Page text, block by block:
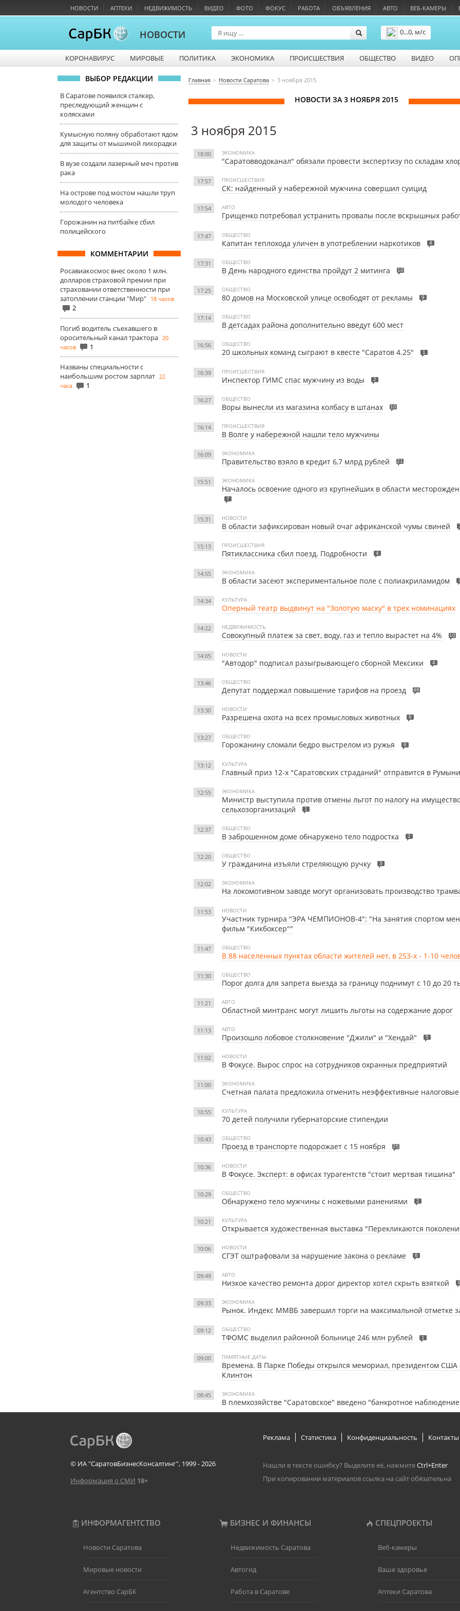
НОВОСТИ АПТЕКИ НЕДВИЖИМОСТЬ ВИДЕО ФОТО ФОКУС РАБОТА ОБЪЯВЛЕНИЯ АВТО ВЕБ-КАМЕРЫ
НОВОСТИ
0...0, м/с
КОРОНАВИРУС МИРОВЫЕ ПОЛИТИКА ЭКОНОМИКА ПРОИСШЕСТВИЯ ОБЩЕСТВО ВИДЕО
ВЫБОР РЕДАКЦИИ
В Саратове появился сталкер,
преследующий женщин с
колясками
Кумысную поляну обработают ядом
для защиты от мышиной лихорадки
В вузе создали лазерный меч против
рака
На острове под мостом нашли труп
молодого человека
Горожанин на питбайке сбил
полицейского
КОММЕНТАРИИ
Росавиакосмос внес около 1 млн.
долларов страховой премии при
страховании ответственности при
затоплении станции "Мир" 18 часов
2
Погиб водитель съехавшего в
оросительный канал трактора 20
часов
1
Названы специальности с
наибольшим ростом зарплат 22
часа
1
Главная Новости Саратова 3 ноября 2015
НОВОСТИ ЗА 3 НОЯБРЯ 2015
3 ноября 2015
18:00 ЭКОНОМИКА
"Саратовводоканал" обязали провести экспертизу по складам
17:57 ПРОИСШЕСТВИЯ
СК: найденный у набережной мужчина совершил суицид
17:54 АВТО
Грищенко потребовал устранить провалы после вскрышных
17:47 ОБЩЕСТВО
Капитан теплохода уличен в употреблении наркотиков 4
17:31 ОБЩЕСТВО
В День народного единства пройдут 2 митинга 10
17:25 ОБЩЕСТВО
80 домов на Московской улице освободят от рекламы 9
17:14 ОБЩЕСТВО
В детсадах района дополнительно введут 600 мест
16:56 ОБЩЕСТВО
20 школьных команд сыграют в квесте "Саратов 4.25" 1
16:39 ПРОИСШЕСТВИЯ
Инспектор ГИМС спас мужчину из воды 2
16:27 ОБЩЕСТВО
Воры вынесли из магазина колбасу в штанах 10
16:14 ПРОИСШЕСТВИЯ
В Волге у набережной нашли тело мужчины
16:09 ЭКОНОМИКА
Правительство взяло в кредит 6,7 млрд рублей 21
15:51 ЭКОНОМИКА
Началось освоение одного из крупнейших в области
7
15:31 НОВОСТИ
В области зафиксирован новый очаг африканской чумы свиней
15:13 ПРОИСШЕСТВИЯ
Пятиклассника сбил поезд. Подробности 4
14:55 ЭКОНОМИКА
В области засеют экспериментальное поле с полиакриламидом
14:34 КУЛЬТУРА
Оперный театр выдвинут на "Золотую маску" в трех номинациях
14:22 НЕДВИЖИМОСТЬ
Совокупный платеж за свет, воду, газ и тепло вырастет на 4% 10
14:05 НОВОСТИ
"Автодор" подписал разыгрывающего сборной Мексики 4
13:46 ОБЩЕСТВО
Депутат поддержал повышение тарифов на проезд 46
13:30 НОВОСТИ
Разрешена охота на всех промысловых животных 6
13:27 ОБЩЕСТВО
Горожанину сломали бедро выстрелом из ружья 6
13:12 КУЛЬТУРА
Главный приз 12-х "Саратовских страданий" отправится в
12:55 ЭКОНОМИКА
Министр выступила против отмены льгот по налогу на
сельхозорганизаций
1
12:37 ОБЩЕСТВО
В заброшенном доме обнаружено тело подростка 2
12:20 ОБЩЕСТВО
У гражданина изъяли стреляющую ручку 3
12:02 ЭКОНОМИКА
На локомотивном заводе могут организовать производство
11:53 НОВОСТИ
Участник турнира "ЭРА ЧЕМПИОНОВ-4": "На занятия спортом
фильм "Кикбоксер""
11:47 ОБЩЕСТВО
В 88 населенных пунктах области жителей нет, в 253-х - 1-10
11:30 ОБЩЕСТВО
Порог долга для запрета выезда за границу поднимут с 10 до 20
11:21 АВТО
Областной минтранс могут лишить льготы на содержание дорог
11:13 АВТО
Произошло лобовое столкновение "Джили" и "Хендай" 5
11:02 НОВОСТИ
В Фокусе. Вырос спрос на сотрудников охранных предприятий
11:00 ЭКОНОМИКА
Счетная палата предложила отменить неэффективные налоговые
10:55 КУЛЬТУРА
70 детей получили губернаторские стипендии
10:43 ОБЩЕСТВО
Проезд в транспорте подорожает с 15 ноября 25
10:36 НОВОСТИ
В Фокусе. Эксперт: в офисах турагентств "стоит мертвая тишина"
10:29 ОБЩЕСТВО
Обнаружено тело мужчины с ножевыми ранениями 2
10:21 КУЛЬТУРА
Открывается художественная выставка "Перекликаются
10:06 НОВОСТИ
СГЭТ оштрафовали за нарушение закона о рекламе 6
09:49 АВТО
Низкое качество ремонта дорог директор хотел скрыть взяткой 9
09:33 ЭКОНОМИКА
Рынок. Индекс ММВБ завершил торги на максимальной отметке
09:12 ОБЩЕСТВО
ТФОМС выделил районной больнице 246 млн рублей 1
09:00 ПАМЯТНЫЕ ДАТЫ
Времена. В Парке Победы открылся мемориал, президентом США
Клинтон
08:45 ЭКОНОМИКА
В племхозяйстве "Саратовское" введено "банкротное
© ИА "СаратовБизнесКонсалтинг", 1999 - 2026
Информация о СМИ 18+
Реклама Статистика Конфиденциальность Контакты
Нашли в тексте ошибку? Выделите её, нажмитеCtrl+Enter
При копировании материалов ссылка на сайт обязательна
ИНФОРМАГЕНТСТВО БИЗНЕС И ФИНАНСЫ СПЕЦПРОЕКТЫ
Новости Саратова
Мировые новости
Агентство СарБК
Недвижимость Саратова
Автогид
Работа в Саратове
Веб-камеры
Ваше здоровье
Аптеки Саратова